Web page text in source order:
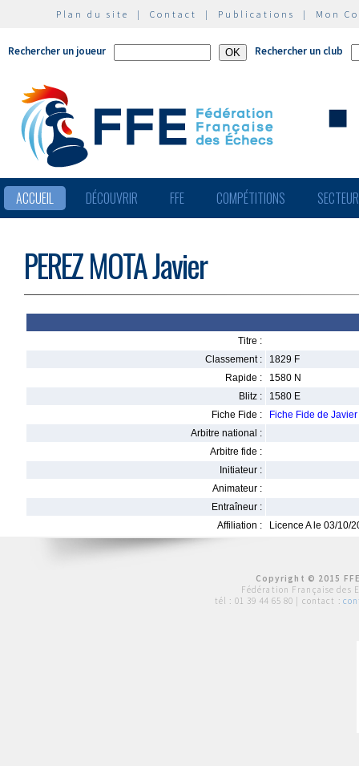
Plan du site | Contact | Publications | Mon
Rechercher un joueur Rechercher un club
ACCUEIL DÉCOUVRIR FFE COMPÉTITIONS
PEREZ MOTA Javier
Titre :
Classement :
1829 F
Rapide :
1580 N
Blitz :
1580 E
Fiche Fide :
Fiche Fide de
Arbitre national :
Arbitre fide :
Initiateur :
Animateur :
Entraîneur :
Affiliation :
Licence A le 03/10/
Copyright © 2015
Fédération Française des
tél : 01 39 44 65 80 | contact :